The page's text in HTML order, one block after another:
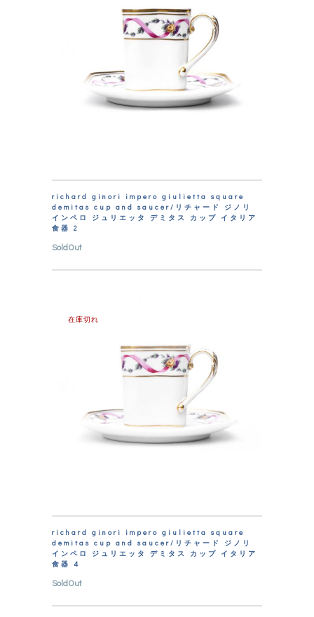
richard ginori impero giulietta square
demitas cup and saucer/リチャード ジノリ
インペロ ジュリエッタ デミタス カップ イタリア
食器 2
SoldOut
在庫切れ
richard ginori impero giulietta square
demitas cup and saucer/リチャード ジノリ
インペロ ジュリエッタ デミタス カップ イタリア
食器 4
SoldOut